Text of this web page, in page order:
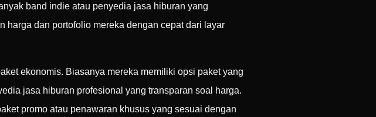
band indie atau penyedia jasa hiburan yang
harga dan portofolio mereka dengan cepat dari layar
ekonomis. Biasanya mereka memiliki opsi paket yang
jasa hiburan profesional yang transparan soal harga.
promo atau penawaran khusus yang sesuai dengan